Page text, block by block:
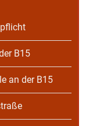
B15
an der B15